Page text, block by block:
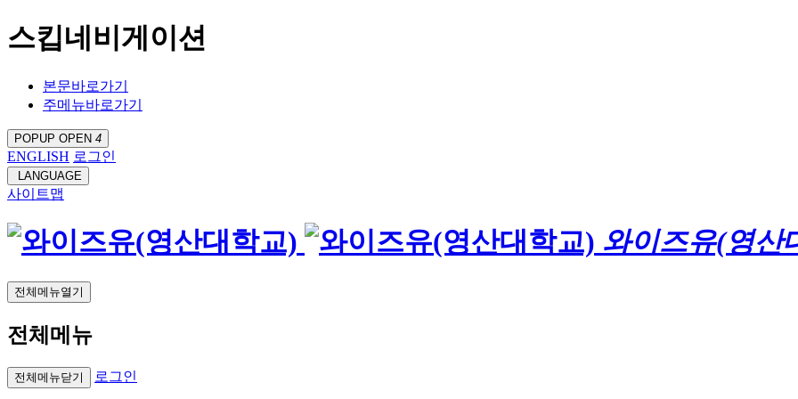
스킵네비게이션
본문바로가기
주메뉴바로가기
POPUP OPEN 4
ENGLISH 로그인
LANGUAGE
사이트맵
와이즈유(영산
전체메뉴열기
전체메뉴
전체메뉴닫기 로그인